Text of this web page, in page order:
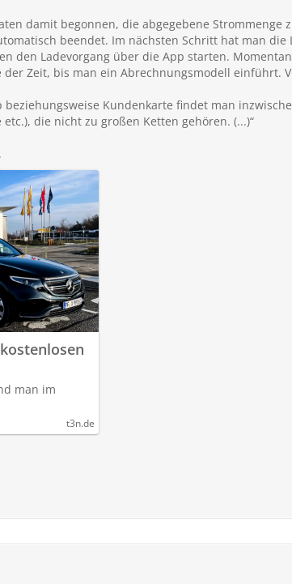
damit begonnen, die abgegebene Strommenge
beendet. Im nächsten Schritt hat man die
den Ladevorgang über die App starten.
der Zeit, bis man ein Abrechnungsmodell einführt.
Kundenkarte findet man
die nicht zu großen Ketten gehören. (...)“
man im
t3n.de